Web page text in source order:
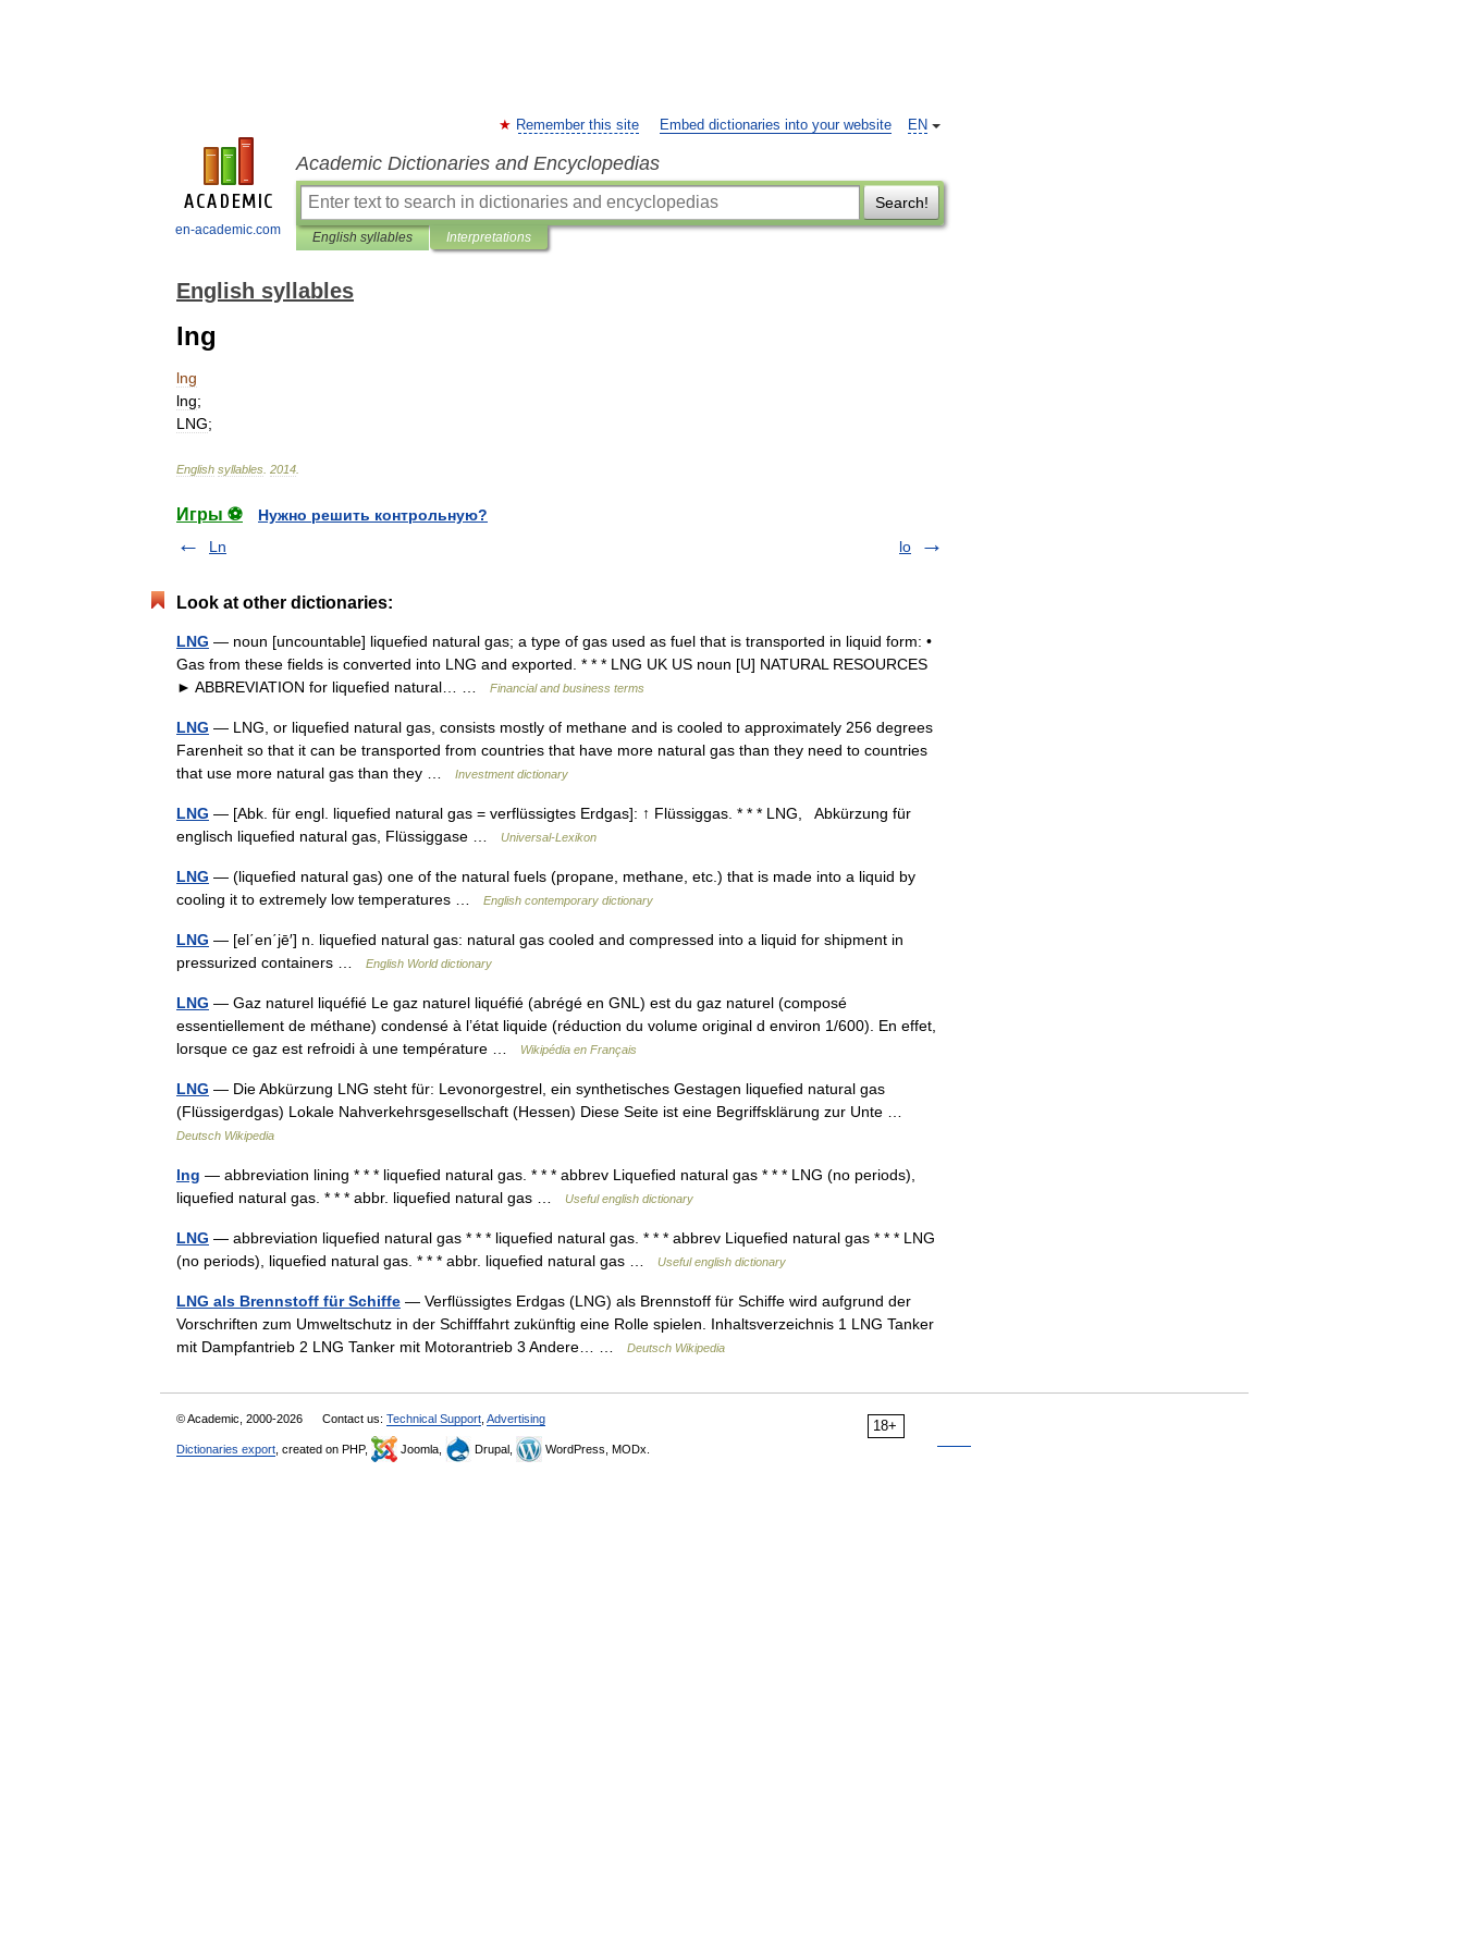
en-academic.com
EN
Remember this site Embed dictionaries into your website
Academic Dictionaries and Encyclopedias
Search!
English syllables Interpretations
English syllables
lng
lng
lng;
LNG;
English syllables 2014
Игры ⚽
Нужно решить контрольную?
Ln
lo
Look at other dictionaries:
LNG — noun [uncountable] liquefied natural gas; a type of gas used as fuel that is transported in liquid form: •
Gas from these fields is converted into LNG and exported. * * * LNG UK US noun [U] NATURAL RESOURCES
► ABBREVIATION for liquefied natural… …
Financial and business terms
LNG — LNG, or liquefied natural gas, consists mostly of methane and is cooled to approximately 256 degrees
Farenheit so that it can be transported from countries that have more natural gas than they need to countries
that use more natural gas than they …
Investment dictionary
LNG — [Abk. für engl. liquefied natural gas = verflüssigtes Erdgas]: ↑ Flüssiggas. * * * LNG, Abkürzung für
englisch liquefied natural gas, Flüssiggase …
Universal-Lexikon
LNG — (liquefied natural gas) one of the natural fuels (propane, methane, etc.) that is made into a liquid by
cooling it to extremely low temperatures …
English contemporary dictionary
LNG — [el΄en΄jē′] n. liquefied natural gas: natural gas cooled and compressed into a liquid for shipment in
pressurized containers …
English World dictionary
LNG — Gaz naturel liquéfié Le gaz naturel liquéfié (abrégé en GNL) est du gaz naturel (composé
essentiellement de méthane) condensé à l’état liquide (réduction du volume original d environ 1/600). En effet,
lorsque ce gaz est refroidi à une température …
Wikipédia en Français
LNG — Die Abkürzung LNG steht für: Levonorgestrel, ein synthetisches Gestagen liquefied natural gas
(Flüssigerdgas) Lokale Nahverkehrsgesellschaft (Hessen) Diese Seite ist eine Begriffsklärung zur Unte …
Deutsch Wikipedia
lng — abbreviation lining * * * liquefied natural gas. * * * abbrev Liquefied natural gas * * * LNG (no periods),
liquefied natural gas. * * * abbr. liquefied natural gas …
Useful english dictionary
LNG — abbreviation liquefied natural gas * * * liquefied natural gas. * * * abbrev Liquefied natural gas * * * LNG
(no periods), liquefied natural gas. * * * abbr. liquefied natural gas …
Useful english dictionary
LNG als Brennstoff für Schiffe — Verflüssigtes Erdgas (LNG) als Brennstoff für Schiffe wird aufgrund der
Vorschriften zum Umweltschutz in der Schifffahrt zukünftig eine Rolle spielen. Inhaltsverzeichnis 1 LNG Tanker
mit Dampfantrieb 2 LNG Tanker mit Motorantrieb 3 Andere… …
Deutsch Wikipedia
18+
© Academic, 2000-2026 Contact us: Technical Support Advertising
Dictionaries export , created on PHP, Joomla, Drupal, WordPress, MODx.